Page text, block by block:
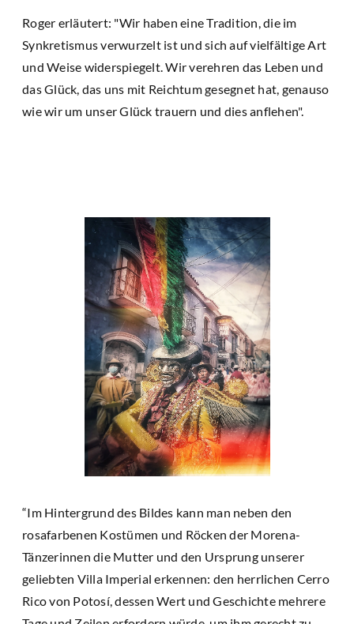
Roger erläutert: "Wir haben eine Tradition, die im
Synkretismus verwurzelt ist und sich auf vielfältige Art
und Weise widerspiegelt. Wir verehren das Leben und
das Glück, das uns mit Reichtum gesegnet hat, genauso
wie wir um unser Glück trauern und dies anflehen".
“Im Hintergrund des Bildes kann man neben den
rosafarbenen Kostümen und Röcken der Morena-
Tänzerinnen die Mutter und den Ursprung unserer
geliebten Villa Imperial erkennen: den herrlichen Cerro
Rico von Potosí, dessen Wert und Geschichte mehrere